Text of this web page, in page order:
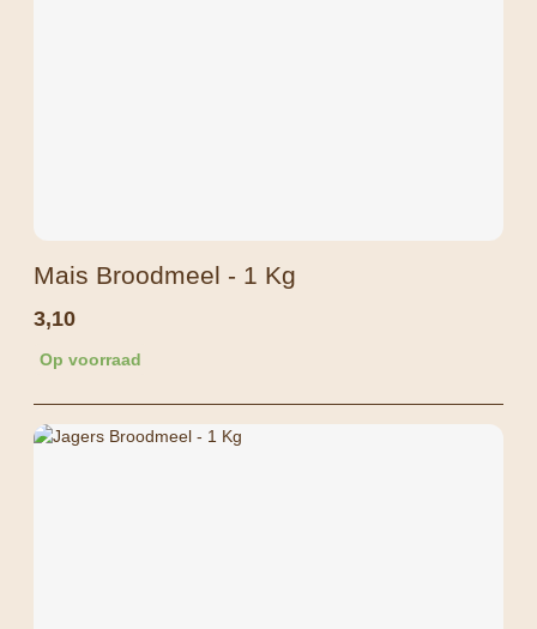
Mais Broodmeel - 1 Kg
3,10
Op voorraad